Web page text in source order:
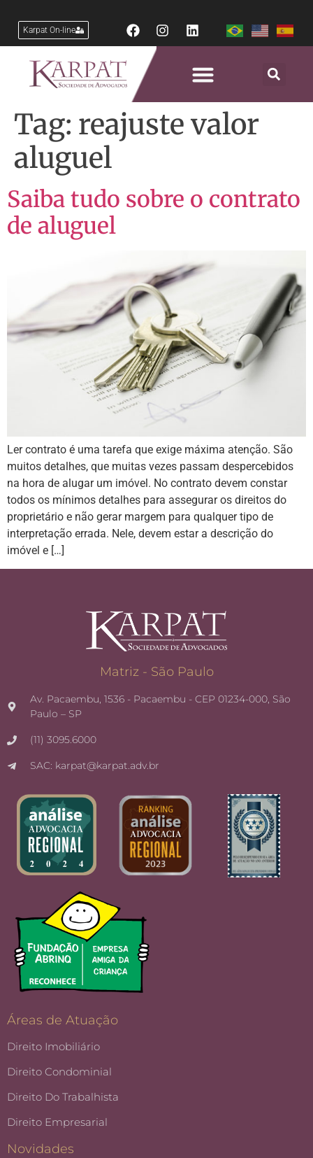
Karpat On-line
Tag: reajuste valor
aluguel
Saiba tudo sobre o contrato
de aluguel
Ler contrato é uma tarefa que exige máxima atenção. São
muitos detalhes, que muitas vezes passam despercebidos
na hora de alugar um imóvel. No contrato devem constar
todos os mínimos detalhes para assegurar os direitos do
proprietário e não gerar margem para qualquer tipo de
interpretação errada. Nele, devem estar a descrição do
imóvel e […]
Matriz - São Paulo
Av. Pacaembu, 1536 - Pacaembu - CEP 01234-000, São
Paulo – SP
(11) 3095.6000
SAC: karpat@karpat.adv.br
Áreas de Atuação
Direito Imobiliário
Direito Condominial
Direito Do Trabalhista
Direito Empresarial
Novidades